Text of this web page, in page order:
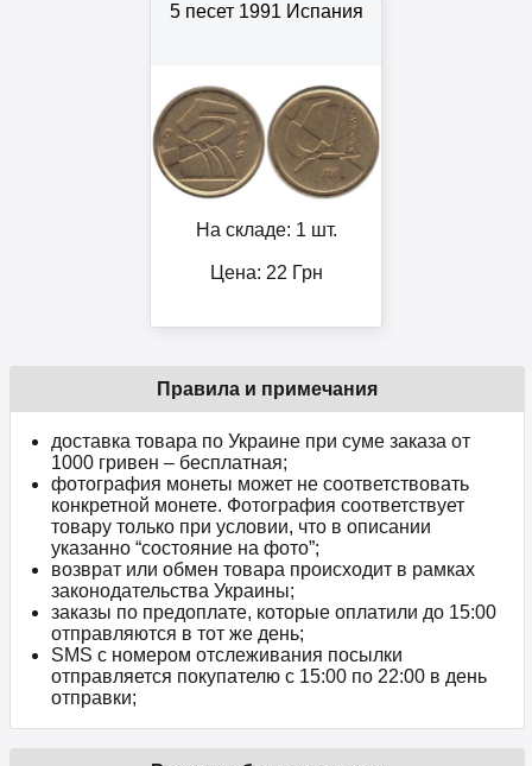
5 песет 1991 Испания
На складе: 1 шт.
Цена: 22 Грн
Правила и примечания
доставка товара по Украине при суме заказа от
1000 гривен – бесплатная;
фотография монеты может не соответствовать
конкретной монете. Фотография соответствует
товару только при условии, что в описании
указанно “состояние на фото”;
возврат или обмен товара происходит в рамках
законодательства Украины;
заказы по предоплате, которые оплатили до 15:00
отправляются в тот же день;
SMS с номером отслеживания посылки
отправляется покупателю с 15:00 по 22:00 в день
отправки;